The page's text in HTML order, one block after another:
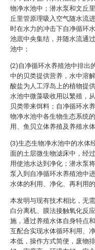
物净水池中；潜水泵和文丘
丘里管原理吸入空气随水流
时在水力的冲击下自净循环
池底中央集结，并随水流通
池中；
(2)自净循环水养殖池中排出
中的贝类提供营养，水中溶
酸盐为人工浮岛上的植物提
水池中微藻吸收用以繁殖，
贝类带来饵料；自净循环水
物净水池中各生物生态系统
用、鱼贝立体养殖及养殖水
(3)生态生物净水池中的水体
面的土层微生物滤床中，经
用使池水达到净化；潜水泵
泵入到自净循环水养殖池中
水体的利用、净化、再利用的
本发明与现有技术相比，无
白分离机、膜法接触氧化反
施，通过养殖水体自身特点
互配合实现水体循环利用、
本低，操作方式简便，废物